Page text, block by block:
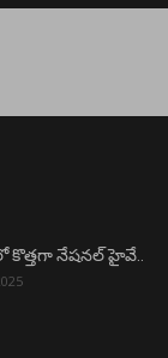
కొత్తగా నేషనల్ హైవే..